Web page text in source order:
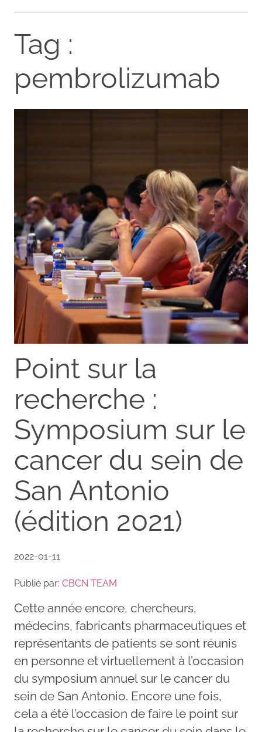
Tag :
pembrolizumab
Point sur la
recherche :
Symposium sur le
cancer du sein de
San Antonio
(édition 2021)
2022-01-11
Publié par: CBCN TEAM
Cette année encore, chercheurs,
médecins, fabricants pharmaceutiques et
représentants de patients se sont réunis
en personne et virtuellement à l’occasion
du symposium annuel sur le cancer du
sein de San Antonio. Encore une fois,
cela a été l’occasion de faire le point sur